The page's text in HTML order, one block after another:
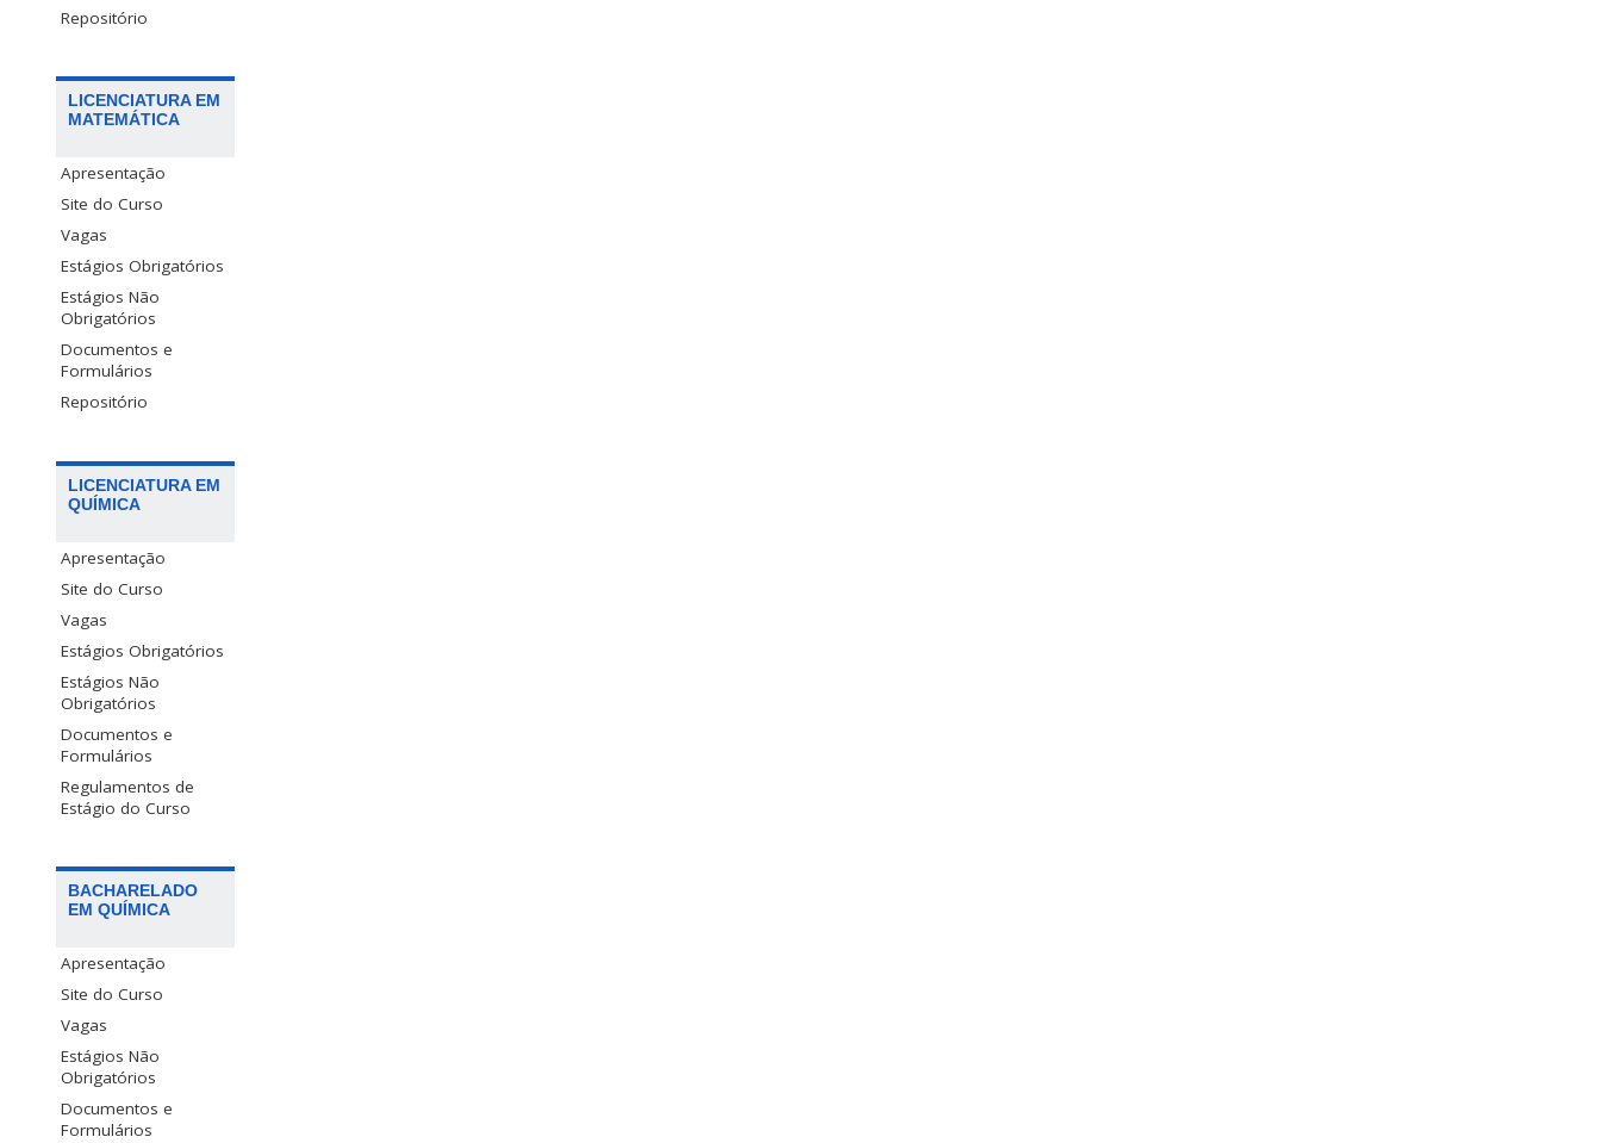
Repositório
LICENCIATURA EM
MATEMÁTICA
Apresentação
Site do Curso
Vagas
Estágios Obrigatórios
Estágios Não
Obrigatórios
Documentos e
Formulários
Repositório
LICENCIATURA EM
QUÍMICA
Apresentação
Site do Curso
Vagas
Estágios Obrigatórios
Estágios Não
Obrigatórios
Documentos e
Formulários
Regulamentos de
Estágio do Curso
BACHARELADO
EM QUÍMICA
Apresentação
Site do Curso
Vagas
Estágios Não
Obrigatórios
Documentos e
Formulários